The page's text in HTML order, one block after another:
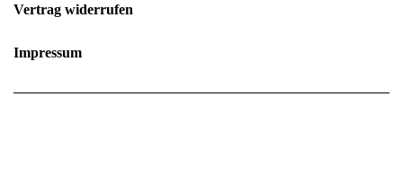
Vertrag widerrufen
Impressum